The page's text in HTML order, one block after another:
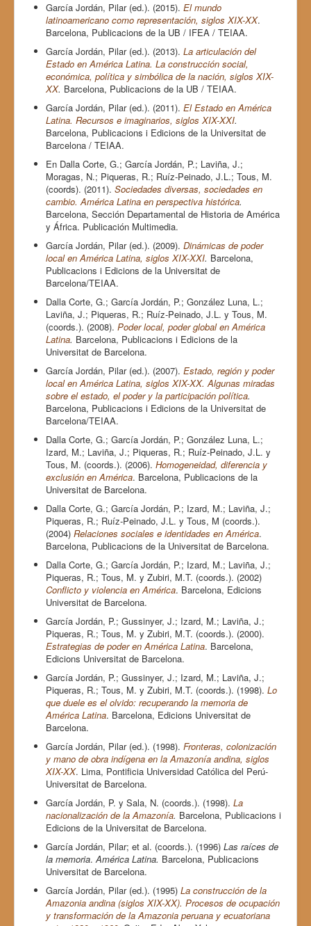
García Jordán, Pilar (ed.). (2015). El mundo
latinoamericano como representación, siglos XIX-XX.
Barcelona, Publicacions de la UB / IFEA / TEIAA.
García Jordán, Pilar (ed.). (2013). La articulación del
Estado en América Latina. La construcción social,
económica, política y simbólica de la nación, siglos XIX-
XX. Barcelona, Publicacions de la UB / TEIAA.
García Jordán, Pilar (ed.). (2011). El Estado en América
Latina. Recursos e imaginarios, siglos XIX-XXI.
Barcelona, Publicacions i Edicions de la Universitat de
Barcelona / TEIAA.
En Dalla Corte, G.; García Jordán, P.; Laviña, J.;
Moragas, N.; Piqueras, R.; Ruíz-Peinado, J.L.; Tous, M.
(coords). (2011). Sociedades diversas, sociedades en
cambio. América Latina en perspectiva histórica.
Barcelona, Sección Departamental de Historia de América
y África. Publicación Multimedia.
García Jordán, Pilar (ed.). (2009). Dinámicas de poder
local en América Latina, siglos XIX-XXI. Barcelona,
Publicacions i Edicions de la Universitat de
Barcelona/TEIAA.
Dalla Corte, G.; García Jordán, P.; González Luna, L.;
Laviña, J.; Piqueras, R.; Ruíz-Peinado, J.L. y Tous, M.
(coords.). (2008). Poder local, poder global en América
Latina. Barcelona, Publicacions i Edicions de la
Universitat de Barcelona.
García Jordán, Pilar (ed.). (2007). Estado, región y poder
local en América Latina, siglos XIX-XX. Algunas miradas
sobre el estado, el poder y la participación política.
Barcelona, Publicacions i Edicions de la Universitat de
Barcelona/TEIAA.
Dalla Corte, G.; García Jordán, P.; González Luna, L.;
Izard, M.; Laviña, J.; Piqueras, R.; Ruíz-Peinado, J.L. y
Tous, M. (coords.). (2006). Homogeneidad, diferencia y
exclusión en América. Barcelona, Publicacions de la
Universitat de Barcelona.
Dalla Corte, G.; García Jordán, P.; Izard, M.; Laviña, J.;
Piqueras, R.; Ruíz-Peinado, J.L. y Tous, M (coords.).
(2004) Relaciones sociales e identidades en América.
Barcelona, Publicacions de la Universitat de Barcelona.
Dalla Corte, G.; García Jordán, P.; Izard, M.; Laviña, J.;
Piqueras, R.; Tous, M. y Zubiri, M.T. (coords.). (2002)
Conflicto y violencia en América. Barcelona, Edicions
Universitat de Barcelona.
García Jordán, P.; Gussinyer, J.; Izard, M.; Laviña, J.;
Piqueras, R.; Tous, M. y Zubiri, M.T. (coords.). (2000).
Estrategias de poder en América Latina. Barcelona,
Edicions Universitat de Barcelona.
García Jordán, P.; Gussinyer, J.; Izard, M.; Laviña, J.;
Piqueras, R.; Tous, M. y Zubiri, M.T. (coords.). (1998). Lo
que duele es el olvido: recuperando la memoria de
América Latina. Barcelona, Edicions Universitat de
Barcelona.
García Jordán, Pilar (ed.). (1998). Fronteras, colonización
y mano de obra indígena en la Amazonía andina, siglos
XIX-XX. Lima, Pontificia Universidad Católica del Perú-
Universitat de Barcelona.
García Jordán, P. y Sala, N. (coords.). (1998). La
nacionalización de la Amazonía. Barcelona, Publicacions i
Edicions de la Universitat de Barcelona.
García Jordán, Pilar; et al. (coords.). (1996) Las raíces de
la memoria.América Latina. Barcelona, Publicacions
Universitat de Barcelona.
García Jordán, Pilar (ed.). (1995) La construcción de la
Amazonia andina (siglos XIX-XX). Procesos de ocupación
y transformación de la Amazonia peruana y ecuatoriana